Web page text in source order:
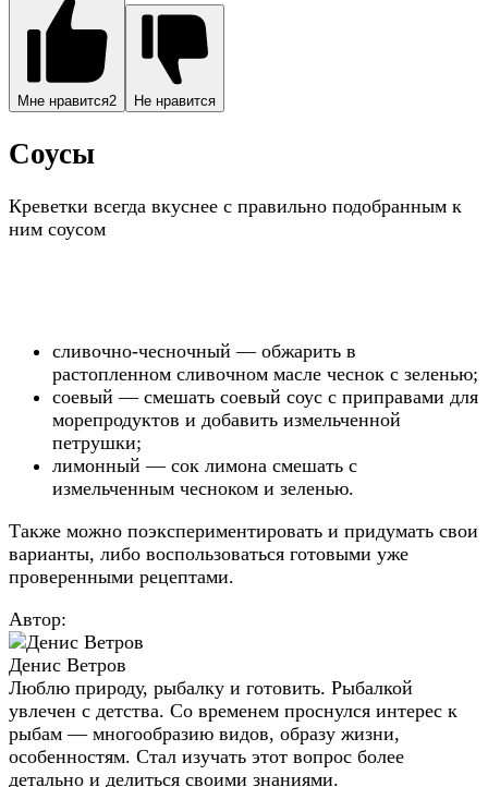
Мне нравится2 Не нравится
Соусы
Креветки всегда вкуснее с правильно подобранным к
ним соусом
сливочно-чесночный — обжарить в
растопленном сливочном масле чеснок с зеленью;
соевый — смешать соевый соус с приправами для
морепродуктов и добавить измельченной
петрушки;
лимонный — сок лимона смешать с
измельченным чесноком и зеленью.
Также можно поэкспериментировать и придумать свои
варианты, либо воспользоваться готовыми уже
проверенными рецептами.
Автор:
Денис Ветров
Люблю природу, рыбалку и готовить. Рыбалкой
увлечен с детства. Со временем проснулся интерес к
рыбам — многообразию видов, образу жизни,
особенностям. Стал изучать этот вопрос более
детально и делиться своими знаниями.